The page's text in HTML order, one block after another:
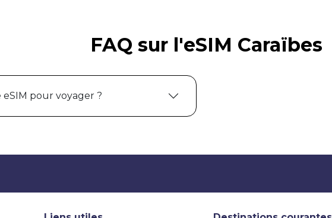
FAQ sur l'eSIM Caraïbes
pour voyager ?